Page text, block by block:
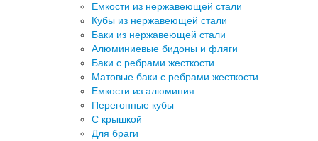
Емкости из нержавеющей стали
Кубы из нержавеющей стали
Баки из нержавеющей стали
Алюминиевые бидоны и фляги
Баки с ребрами жесткости
Матовые баки с ребрами жесткости
Емкости из алюминия
Перегонные кубы
C крышкой
Для браги